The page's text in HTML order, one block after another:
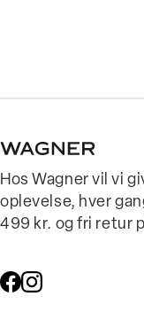
Hos Wagner vil vi
oplevelse, hver
499 kr. og fri retur